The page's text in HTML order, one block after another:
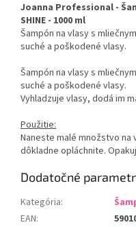
Joanna Professional -
SHINE - 1000 ml
Šampón na vlasy s
suché a poškodené vlasy.
Šampón na vlasy s
suché a poškodené vlasy.
Vyhladzuje vlasy, dodá im
Použitie:
Naneste malé množstvo
dôkladne opláchnite.
Dodatočné
Kategória:
EAN: